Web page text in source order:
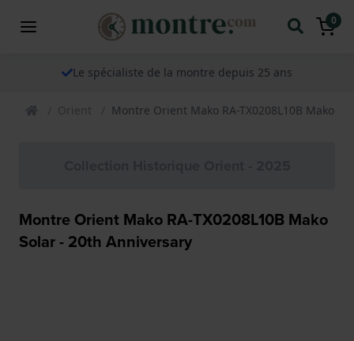
0
Le spécialiste de la montre depuis 25 ans
Orient Montre Orient Mako RA-TX0208L10B Mako
Montre Orient Mako RA-TX0208L10B Mako
Solar - 20th Anniversary